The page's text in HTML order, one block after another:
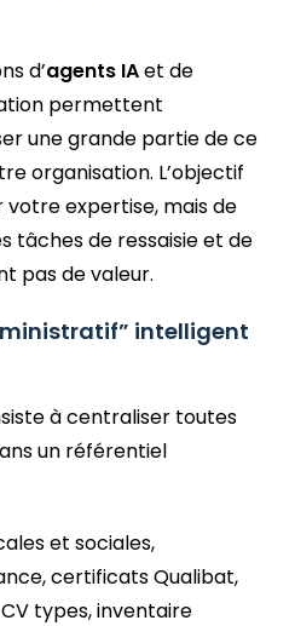
d’agents IAet de
permettent
une grande partie de ce
organisation. L’objectif
votre expertise, mais de
tâches de ressaisie et de
pas de valeur.
intelligent
à centraliser toutes
un référentiel
et sociales,
certificats Qualibat,
types, inventaire